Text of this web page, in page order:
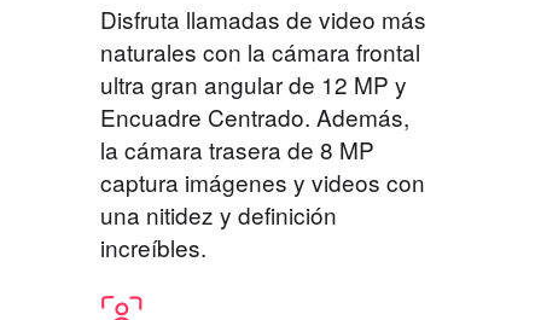
Disfruta llamadas de video más
naturales con la cámara frontal
ultra gran angular de 12 MP y
Encuadre Centrado. Además,
la cámara trasera de 8 MP
captura imágenes y videos con
una nitidez y definición
increíbles.